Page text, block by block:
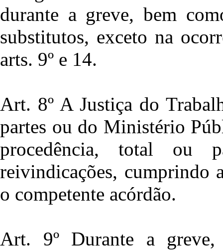
durante a greve, bem
substitutos, exceto na
arts. 9º e 14.
Art. 8º A Justiça do
partes ou do Ministério
procedência, total ou
reivindicações, cumprindo
o competente acórdão.
Art. 9º Durante a